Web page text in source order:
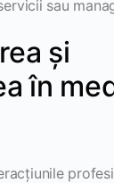
sau
și
în